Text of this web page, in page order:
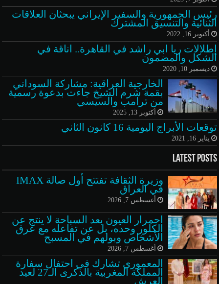
رئيس الجمهورية والسفير الإيراني يبحثان العلاقات
الثنائية والتنسيق المشترك
أكتوبر 16, 2022
إطلالات ريا ابي راشد في القاهرة.. اناقة في
الشكل والمضمون
ديسمبر 10, 2020
الخارجية العراقية: مشاركة السوداني
بقمة شرم الشيخ جاءت بدعوة رسمية
من ترامب والسيسي
أكتوبر 13, 2025
توقعات الأبراج اليومية 16 كانون الثاني
يناير 16, 2021
Latest Posts
وزيرة الثقافة تفتتح أول صالة IMAX
في العراق
أغسطس 7, 2026
احمرار العيون بعد السباحة لا ينتج عن
الكلور وحده، بل عن تفاعله مع عرق
الأشخاص وبولهم في المسبح
أغسطس 7, 2026
المعموري تشارك في احتفال سفارة
المملكة المغربية بالذكرى الـ27 لعيد
العرش